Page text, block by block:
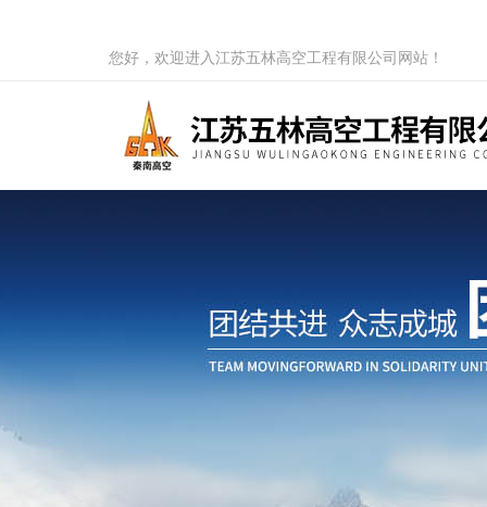
您好，欢迎进入江苏五林高空工程有限公司网站！